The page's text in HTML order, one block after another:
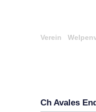
Verein
Ch Avales